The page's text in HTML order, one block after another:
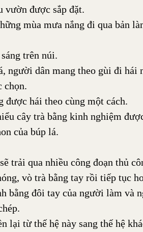
vườn được sắp đặt.
mùa mưa nắng đi qua bản
trên núi.
người dân mang theo gùi đi hái
chọn.
được hái theo cùng một cách.
cây trà bằng kinh nghiệm
của búp lá.
trải qua nhiều công đoạn thủ
vò trà bằng tay rồi tiếp tục
bằng đôi tay của người làm và
lại từ thế hệ này sang thế hệ